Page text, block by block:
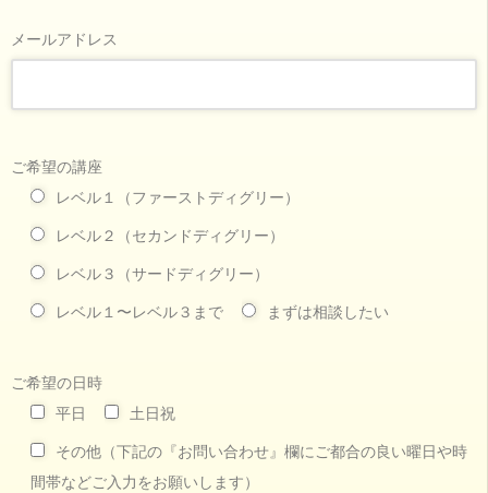
メールアドレス
ご希望の講座
レベル１（ファーストディグリー）
レベル２（セカンドディグリー）
レベル３（サードディグリー）
レベル１〜レベル３まで
まずは相談したい
ご希望の日時
平日
土日祝
その他（下記の『お問い合わせ』欄にご都合の良い曜日や時
間帯などご入力をお願いします）